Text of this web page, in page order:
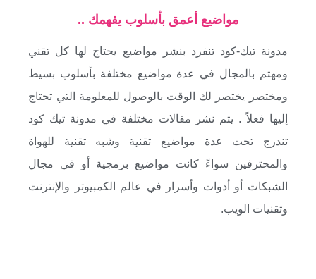
مواضيع أعمق بأسلوب يفهمك ..
مدونة تيك-كود تنفرد بنشر مواضيع يحتاج لها كل تقني
ومهتم بالمجال في عدة مواضيع مختلفة بأسلوب بسيط
ومختصر يختصر لك الوقت بالوصول للمعلومة التي تحتاج
إليها فعلاً . يتم نشر مقالات مختلفة في مدونة تيك كود
تندرج تحت عدة مواضيع تقنية وشبه تقنية للهواة
والمحترفين سواءً كانت مواضيع برمجية أو في مجال
الشبكات أو أدوات وأسرار في عالم الكمبيوتر والإنترنت
وتقنيات الويب.